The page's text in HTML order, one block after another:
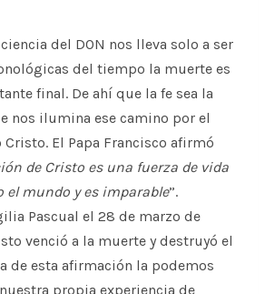
del DON nos lleva solo a ser
del tiempo la muerte es
final. De ahí que la fe sea la
nos ilumina ese camino por el
El Papa Francisco afirmó
de Cristo es una fuerza de vida
el mundo y es imparable”.
Pascual el 28 de marzo de
venció a la muerte y destruyó el
de esta afirmación la podemos
propia experiencia de